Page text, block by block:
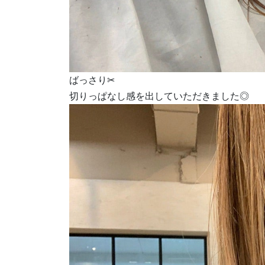
ばっさり✂︎
切りっぱなし感を出していただきました◎